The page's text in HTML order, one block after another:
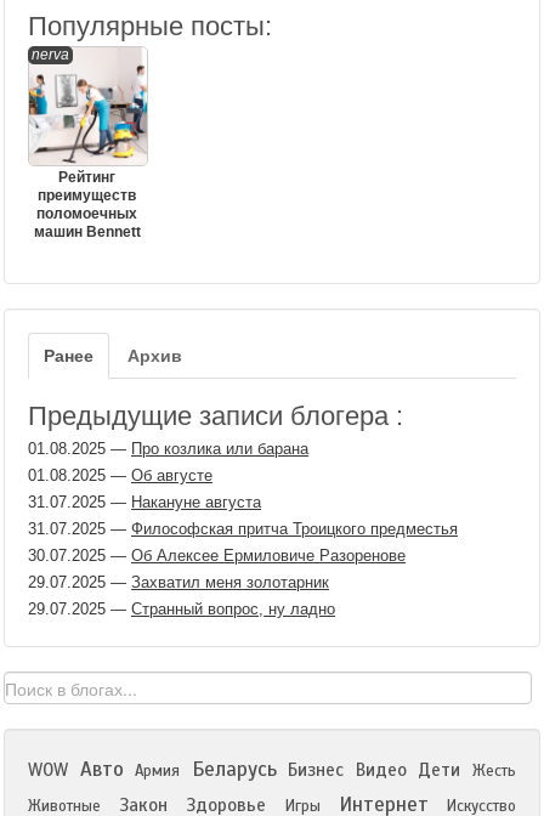
Популярные посты:
nerva
Рейтинг
преимуществ
поломоечных
машин Bennett
Ранее Архив
Предыдущие записи блогера :
01.08.2025 — Про козлика или барана
01.08.2025 — Об августе
31.07.2025 — Накануне августа
31.07.2025 — Философская притча Троицкого предместья
30.07.2025 — Об Алексее Ермиловиче Разоренове
29.07.2025 — Захватил меня золотарник
29.07.2025 — Странный вопрос, ну ладно
WOW Авто Армия Беларусь Бизнес Видео Дети
Жесть
Животные
Закон Здоровье Игры Интернет Искусство